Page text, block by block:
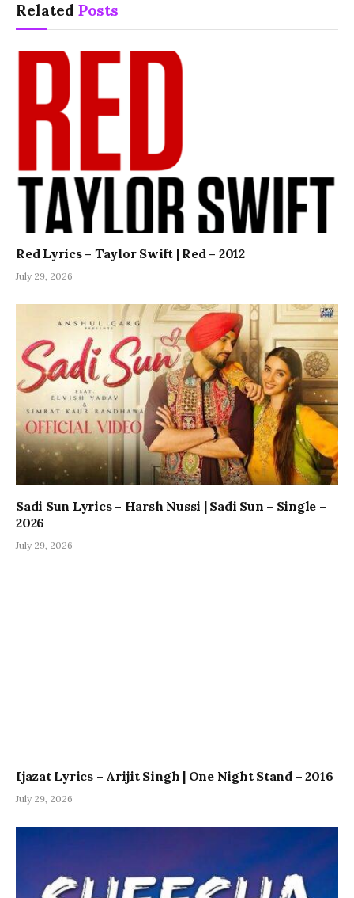
Related Posts
Red Lyrics – Taylor Swift | Red – 2012
July 29, 2026
Sadi Sun Lyrics – Harsh Nussi | Sadi Sun – Single –
2026
July 29, 2026
Ijazat Lyrics – Arijit Singh | One Night Stand – 2016
July 29, 2026